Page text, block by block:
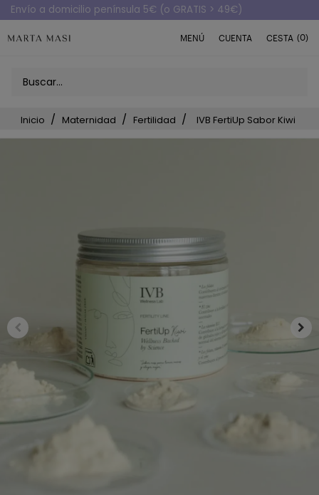
Envío a domicilio península 5€ (o GRATIS > 49€)
MENÚ CUENTA CESTA (0)
Inicio Maternidad Fertilidad IVB FertiUp Sabor Kiwi